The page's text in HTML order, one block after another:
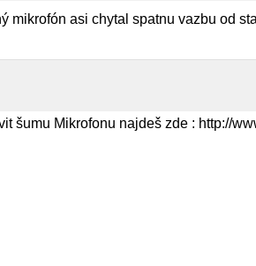
mikrofón asi chytal spatnu vazbu od
šumu Mikrofonu najdeš zde : http://